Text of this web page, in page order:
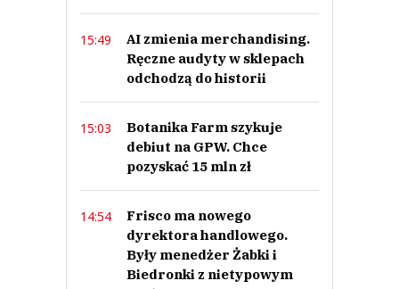
15:49
AI zmienia merchandising.
Ręczne audyty w sklepach
odchodzą do historii
15:03
Botanika Farm szykuje
debiut na GPW. Chce
pozyskać 15 mln zł
14:54
Frisco ma nowego
dyrektora handlowego.
Były menedżer Żabki i
Biedronki z nietypowym